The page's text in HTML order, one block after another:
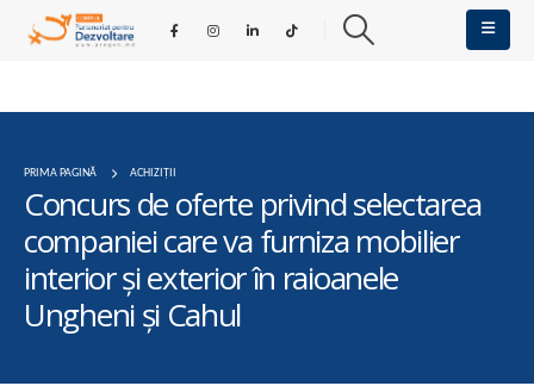
PRIMA PAGINĂ ACHIZIȚII
Concurs de oferte privind selectarea
companiei care va furniza mobilier
interior și exterior în raioanele
Ungheni și Cahul